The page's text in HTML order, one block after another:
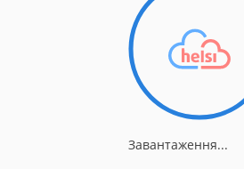
Завантаження...